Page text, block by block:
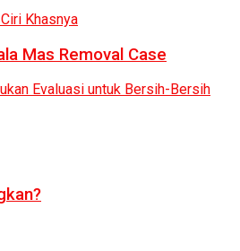
Mas Removal Case